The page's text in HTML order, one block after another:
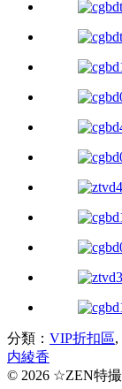
分類： VIP折扣區,
内綾香
© 2026 ☆ZEN特